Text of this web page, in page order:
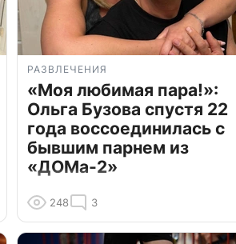
РАЗВЛЕЧЕНИЯ
«Моя любимая пара!»:
Ольга Бузова спустя 22
года воссоединилась с
бывшим парнем из
«ДОМа-2»
248 3